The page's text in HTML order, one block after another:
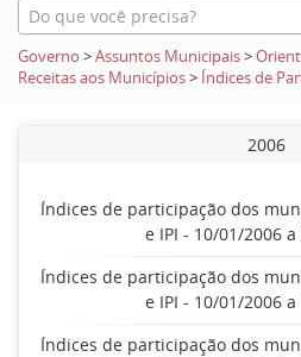
Governo >Assuntos Municipais>
Receitas aos Municípios> Índices de
2006
Índices de participação dos
e IPI - 10/01/2006
Índices de participação dos
e IPI - 10/01/2006
Índices de participação dos